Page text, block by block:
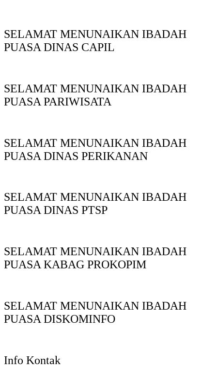
SELAMAT MENUNAIKAN IBADAH
PUASA DINAS CAPIL
SELAMAT MENUNAIKAN IBADAH
PUASA PARIWISATA
SELAMAT MENUNAIKAN IBADAH
PUASA DINAS PERIKANAN
SELAMAT MENUNAIKAN IBADAH
PUASA DINAS PTSP
SELAMAT MENUNAIKAN IBADAH
PUASA KABAG PROKOPIM
SELAMAT MENUNAIKAN IBADAH
PUASA DISKOMINFO
Info Kontak